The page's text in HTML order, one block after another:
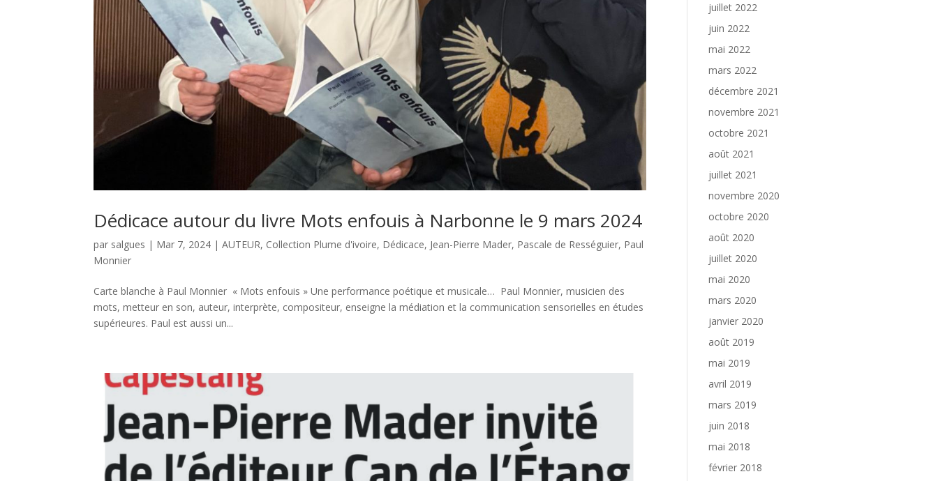
Dédicace autour du livre Mots enfouis à Narbonne le 9 mars 2024
par salgues | Mar 7, 2024 |AUTEUR, Collection Plume d'ivoire, Dédicace, Jean-Pierre Mader, Pascale de Rességuier, Paul
Monnier
Carte blanche à Paul Monnier « Mots enfouis » Une performance poétique et musicale… Paul Monnier, musicien des
mots, metteur en son, auteur, interprète, compositeur, enseigne la médiation et la communication sensorielles en études
supérieures. Paul est aussi un...
juillet 2022
juin 2022
mai 2022
mars 2022
décembre 2021
novembre 2021
octobre 2021
août 2021
juillet 2021
novembre 2020
octobre 2020
août 2020
juillet 2020
mai 2020
mars 2020
janvier 2020
août 2019
mai 2019
avril 2019
mars 2019
juin 2018
mai 2018
février 2018